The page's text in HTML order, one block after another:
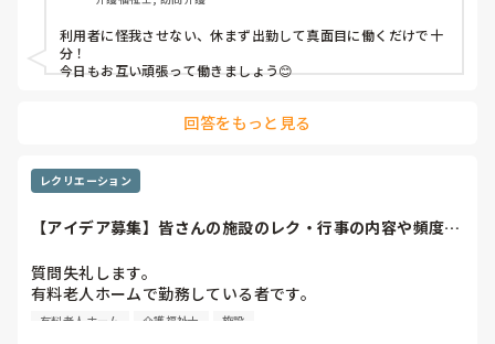
職員から見ての私は？って考えたら答えられる自信がないで
す…
利用者に怪我させない、休まず出勤して真面目に働くだけで十
分！
今日もお互い頑張って働きましょう😊
回答をもっと見る
レクリエーション
【アイデア募集】皆さんの施設のレク・行事の内容や頻度を
質問失礼します。
有料老人ホームで勤務している者です。
有料老人ホーム 介護福祉士 施設